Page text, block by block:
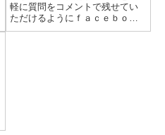
軽に質問をコメントで残せてい
ただけるようにｆａｃｅｂｏｏ
ｋのグループを作成いたしまし